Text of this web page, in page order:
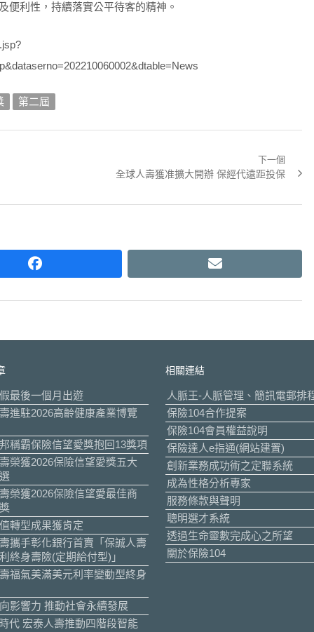
便利性，持續落實公平待客的精神。
第二屆
下一個
Next
全球人壽獲准擴大開辦 保經代遠距投保
facebook email
最後一個月出遊
進駐2026高齡健康產業博覽
稱霸保險信望愛獎抱回13獎項
榮獲2026保險信望愛獎五大
榮獲2026保險信望愛最佳商
轉型成果獲肯定
攜手彰化銀行首賣「保誠人壽
終身壽險(定期給付型)」
福氣美滿美元利率變動型終身
影響力 推動社會永續發展
代 宏泰人壽推動四階段智能
相關連結
人脈王-人脈管理、簡訊電郵排
保險104合作提案
保險104會員權益說明
保險達人e指通(網站建置)
創新業務成功術之定聯系統
成為性格分析專家
服務條款與聲明
聰明選才系統
透過生命靈數完成心之所望
關於保險104